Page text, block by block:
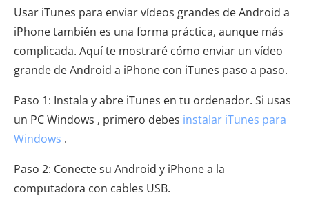
Usar iTunes para enviar vídeos grandes de Android a
iPhone también es una forma práctica, aunque más
complicada. Aquí te mostraré cómo enviar un vídeo
grande de Android a iPhone con iTunes paso a paso.
Paso 1: Instala y abre iTunes en tu ordenador. Si usas
un PC Windows , primero debes instalar iTunes para
Windows .
Paso 2: Conecte su Android y iPhone a la
computadora con cables USB.